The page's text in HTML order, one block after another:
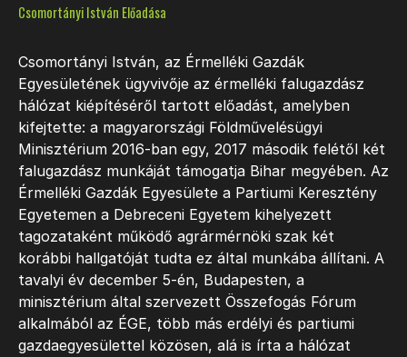
Csomortányi István Előadása
Csomortányi István, az Érmelléki Gazdák
Egyesületének ügyvivője az érmelléki falugazdász
hálózat kiépítéséről tartott előadást, amelyben
kifejtette: a magyarországi Földművelésügyi
Minisztérium 2016-ban egy, 2017 második felétől két
falugazdász munkáját támogatja Bihar megyében. Az
Érmelléki Gazdák Egyesülete a Partiumi Keresztény
Egyetemen a Debreceni Egyetem kihelyezett
tagozataként működő agrármérnöki szak két
korábbi hallgatóját tudta ez által munkába állítani. A
tavalyi év december 5-én, Budapesten, a
minisztérium által szervezett Összefogás Fórum
alkalmából az ÉGE, több más erdélyi és partiumi
gazdaegyesülettel közösen, alá is írta a hálózat